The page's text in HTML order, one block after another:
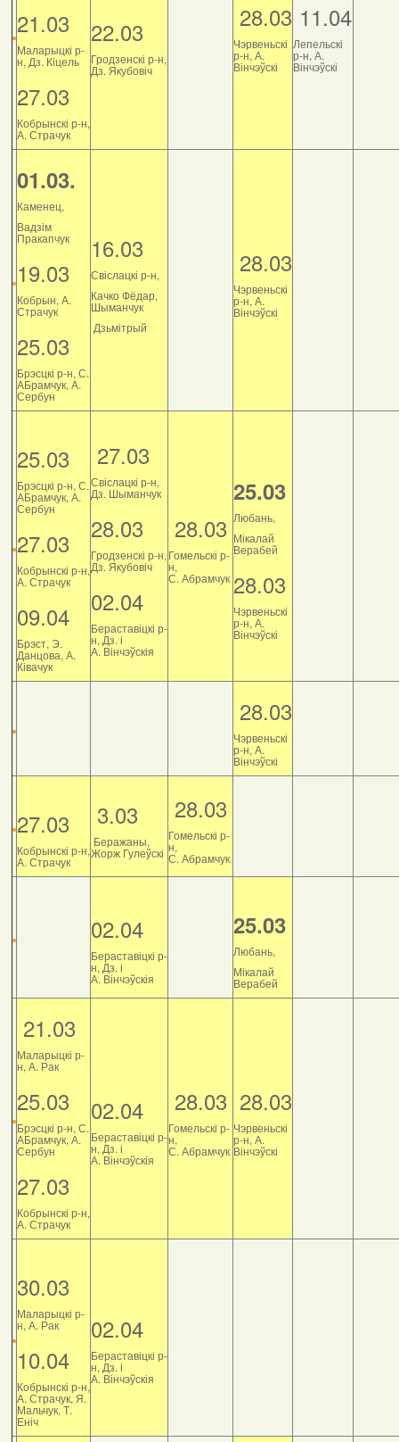
21.03
Маларыцкі р-
н, Дз. Кіцель
27.03
Кобрынскі р-н,
А. Страчук
22.03
Гродзенскі р-н,
Дз. Якубовіч
28.03
Чэрвеньскі
р-н, А.
Вінчэўскі
11.04
Лепельскі
р-н, А.
Вінчэўскі
01.03.
Каменец,
Вадзім
Пракапчук
19.03
Кобрын, А.
Страчук
25.03
Брэсцкі р-н, С.
АБрамчук, А.
Сербун
16.03
Свіслацкі р-н,
Качко Фёдар,
Шыманчук
Дзьмітрый
28.03
Чэрвеньскі
р-н, А.
Вінчэўскі
25.03
Брэсцкі р-н, С.
АБрамчук, А.
Сербун
27.03
Кобрынскі р-н,
А. Страчук
09.04
Брэст, Э.
Данцова, А.
Ківачук
27.03
Свіслацкі р-н,
Дз. Шыманчук
28.03
Гродзенскі р-н,
Дз. Якубовіч
02.04
Бераставіцкі р-
н, Дз. і
А. Вінчэўскія
28.03
Гомельскі р-
н,
С. Абрамчук
25.03
Любань,
Мікалай
Верабей
28.03
Чэрвеньскі
р-н, А.
Вінчэўскі
28.03
Чэрвеньскі
р-н, А.
Вінчэўскі
27.03
Кобрынскі р-н,
А. Страчук
3.03
Беражаны,
Жорж Гулеўскі
28.03
Гомельскі р-
н,
С. Абрамчук
02.04
Бераставіцкі р-
н, Дз. і
А. Вінчэўскія
25.03
Любань,
Мікалай
Верабей
21.03
Маларыцкі р-
н, А. Рак
25.03
Брэсцкі р-н, С.
АБрамчук, А.
Сербун
27.03
Кобрынскі р-н,
А. Страчук
02.04
Бераставіцкі р-
н, Дз. і
А. Вінчэўскія
28.03
Гомельскі р-
н,
С. Абрамчук
28.03
Чэрвеньскі
р-н, А.
Вінчэўскі
30.03
Маларыцкі р-
н, А. Рак
10.04
Кобрынскі р-н,
А. Страчук, Я.
Мальчук, Т.
Еніч
02.04
Бераставіцкі р-
н, Дз. і
А. Вінчэўскія